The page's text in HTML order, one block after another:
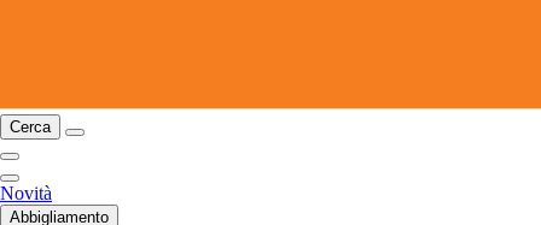
Cerca
Novità
Abbigliamento